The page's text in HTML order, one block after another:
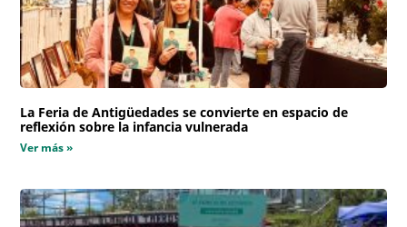
La Feria de Antigüedades se convierte en espacio de
reflexión sobre la infancia vulnerada
Ver más »